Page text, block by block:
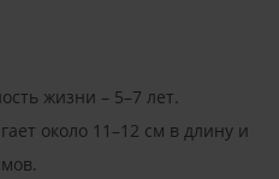
жизни – 5–7 лет.
около 11–12 см в длину и